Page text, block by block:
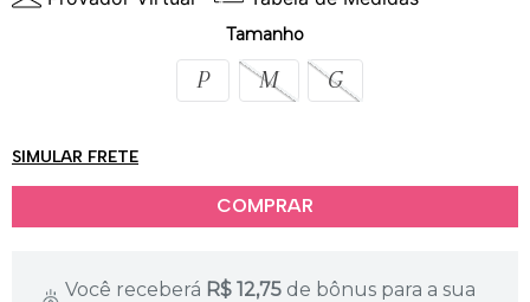
Tamanho
P M G
SIMULAR FRETE
Você receberá R$12,75 de bônus para a sua